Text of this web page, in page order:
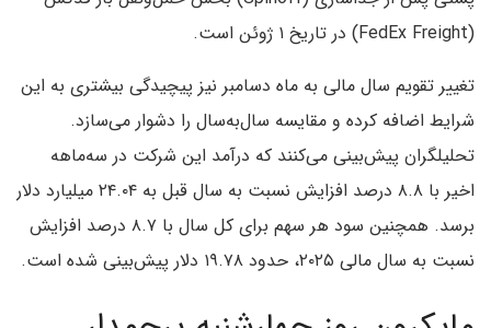
(FedEx Freight) در تاریخ ۱ ژوئن است.
تغییر تقویم سال مالی به ماه دسامبر نیز پیچیدگی بیشتری به این
شرایط اضافه کرده و مقایسه سال‌به‌سال را دشوار می‌سازد.
تحلیلگران پیش‌بینی می‌کنند که درآمد این شرکت در سه‌ماهه
اخیر با ۸.۸ درصد افزایش نسبت به سال قبل به ۲۴.۰۴ میلیارد دلار
برسد. همچنین سود هر سهم برای کل سال با ۸.۷ درصد افزایش
نسبت به سال مالی ۲۰۲۵، حدود ۱۹.۷۸ دلار پیش‌بینی شده است.